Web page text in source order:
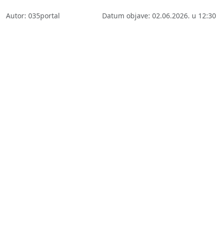
Autor: 035portal Datum objave: 02.06.2026. u 12:30